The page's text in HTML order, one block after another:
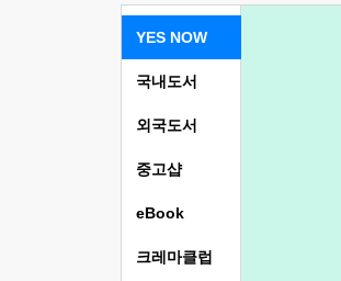
YES NOW
국내도서
외국도서
중고샵
eBook
크레마클럽